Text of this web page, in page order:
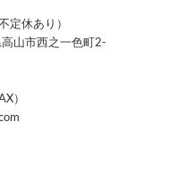
定休あり）
山市西之一色町2-
）